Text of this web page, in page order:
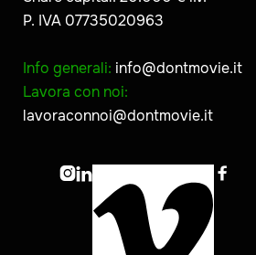
P. IVA 07735020963
Info generali: info@dontmovie.it
Lavora con noi:
lavoraconnoi@dontmovie.it
 